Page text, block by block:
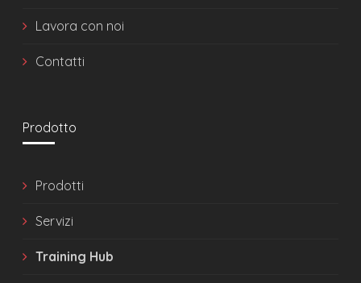
Lavora con noi
Contatti
Prodotto
Prodotti
Servizi
Training Hub